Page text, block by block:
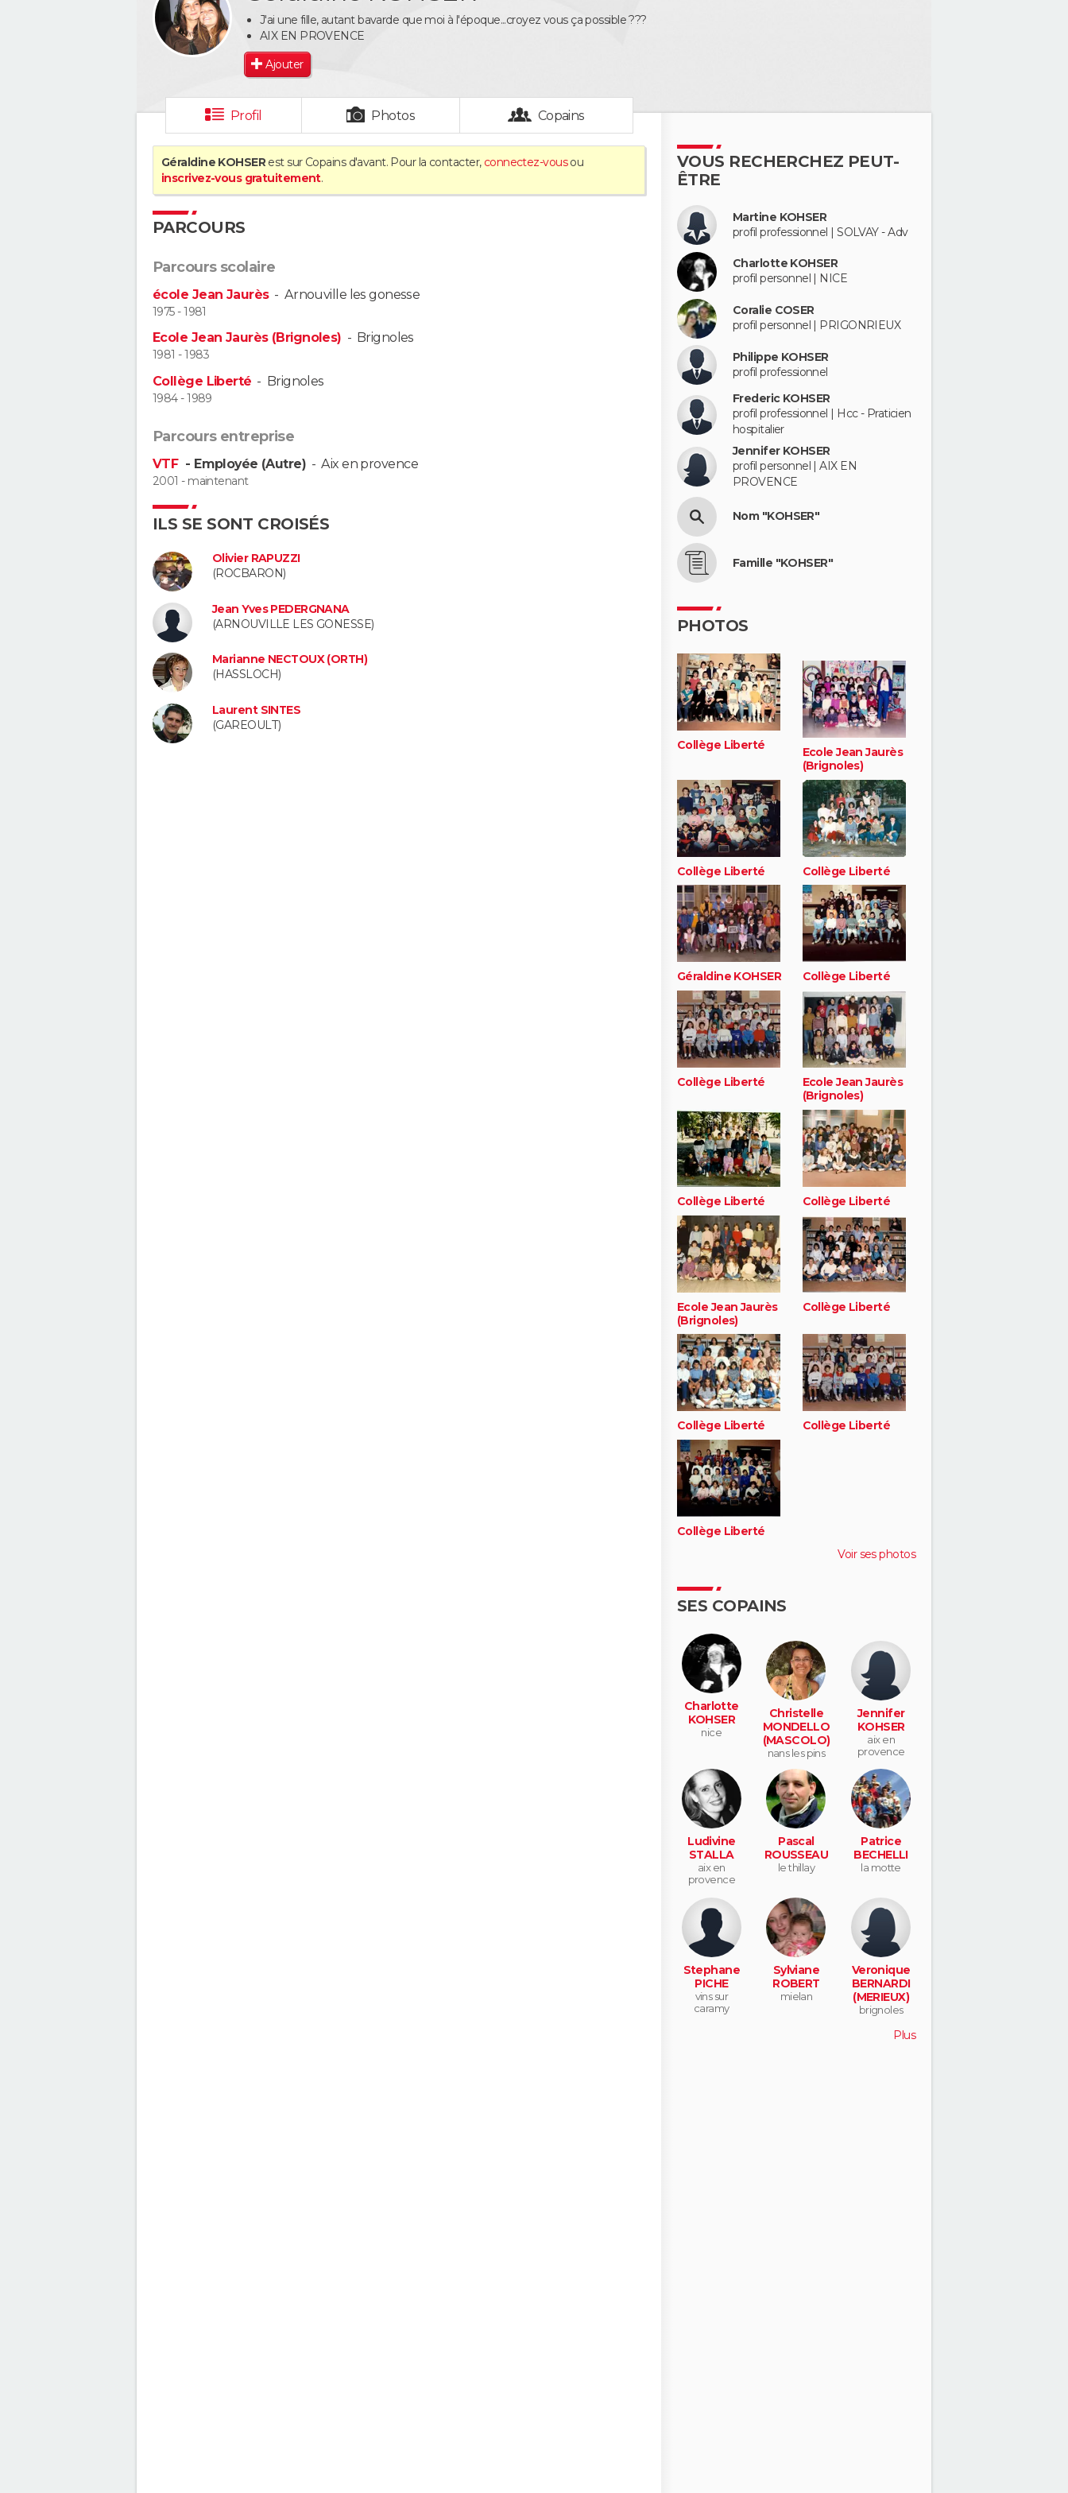
J'ai une fille, autant bavarde que moi à l'époque...croyez vous ça possible ???
AIX EN PROVENCE
Ajouter
Profil Photos Copains
Géraldine KOHSER est sur Copains d'avant. Pour la contacter, connectez-vousou
inscrivez-vous gratuitement.
PARCOURS
Parcours scolaire
école Jean Jaurès- Arnouville les gonesse
1975 - 1981
Ecole Jean Jaurès (Brignoles) - Brignoles
1981 - 1983
Collège Liberté - Brignoles
1984 - 1989
Parcours entreprise
VTF - Employée (Autre) -Aix en provence
2001 - maintenant
ILS SE SONT CROISÉS
Olivier RAPUZZI
(ROCBARON)
Jean Yves PEDERGNANA
(ARNOUVILLE LES GONESSE)
Marianne NECTOUX (ORTH)
(HASSLOCH)
Laurent SINTES
(GAREOULT)
VOUS RECHERCHEZ PEUT-
ÊTRE
Martine KOHSER
profil professionnel | SOLVAY - Adv
Charlotte KOHSER
profil personnel | NICE
Coralie COSER
profil personnel | PRIGONRIEUX
Philippe KOHSER
profil professionnel
Frederic KOHSER
profil professionnel | Hcc - Praticien
hospitalier
Jennifer KOHSER
profil personnel | AIX EN
PROVENCE
Nom "KOHSER"
Famille "KOHSER"
PHOTOS
Collège Liberté
Ecole Jean Jaurès
(Brignoles)
Collège Liberté Collège Liberté
Géraldine KOHSER Collège Liberté
Collège Liberté
Ecole Jean Jaurès
(Brignoles)
Collège Liberté Collège Liberté
Ecole Jean Jaurès
(Brignoles)
Collège Liberté
Collège Liberté Collège Liberté
Collège Liberté
Voir ses photos
SES COPAINS
Charlotte
KOHSER
nice
Christelle
MONDELLO
(MASCOLO)
nans les pins
Jennifer
KOHSER
aix en
provence
Ludivine
STALLA
aix en
provence
Pascal
ROUSSEAU
le thillay
Patrice
BECHELLI
la motte
Stephane
PICHE
vins sur
caramy
Sylviane
ROBERT
mielan
Veronique
BERNARDI
(MERIEUX)
brignoles
Plus